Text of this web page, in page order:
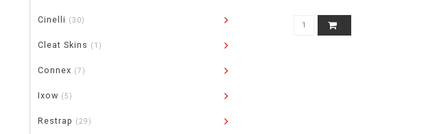
Cinelli (30)
Cleat Skins (1)
Connex (7)
Ixow (5)
Restrap (29)